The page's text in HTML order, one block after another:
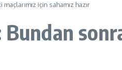
için sahamız hazır